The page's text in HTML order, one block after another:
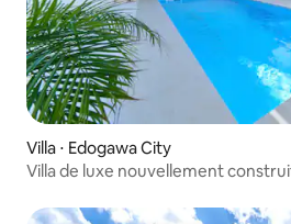
Villa ⋅ Edogawa City
Villa de luxe nouvellement
Disney｜À 15 secondes d'une